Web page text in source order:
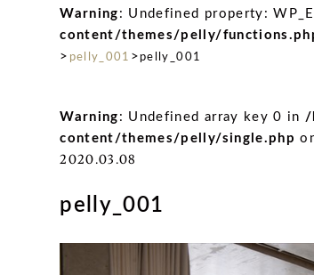
Warning : Undefined property:
content/themes/pelly/
> pelly_001 > pelly_001
Warning : Undefined array key 0 in /
content/themes/pelly/single.php
2020.03.08
pelly_001